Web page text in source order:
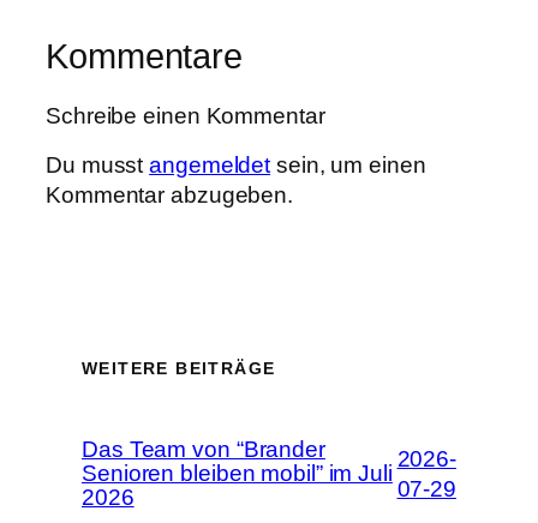
Kommentare
Schreibe einen Kommentar
Du musstangemeldet sein, um einen
Kommentar abzugeben.
WEITERE BEITRÄGE
Das Team von “Brander
Senioren bleiben mobil” im Juli
2026
2026-
07-29